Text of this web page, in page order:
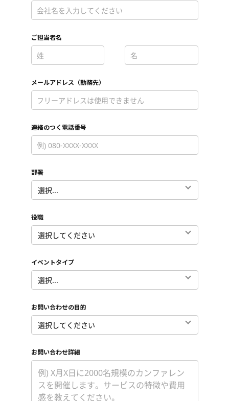
*
ご担当者名
*
*
メールアドレス（勤務先）
*
連絡のつく電話番号
*
部署
*
役職
*
イベントタイプ
*
お問い合わせの目的
*
お問い合わせ詳細